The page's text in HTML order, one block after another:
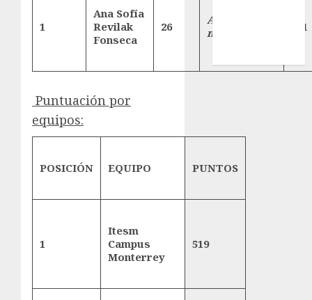
1
Ana Sofía
Revilak
Fonseca
26
Acuática
nelsonvargas
761
Puntuación por
equipos:
POSICIÓN EQUIPO PUNTOS
1
Itesm
Campus
Monterrey
519